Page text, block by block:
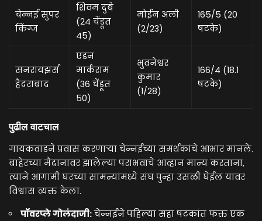
चेन्नई सुपर
किंग्ज
शिवम दुबे
(24 चेंडूत
45)
मोईन अली
(2/23)
165/5 (20
षटके)
सनरायझर्स
हैदराबाद
एडन
मार्कराम
(36 चेंडूत
50)
भुवनेश्वर
कुमार
(1/28)
166/4 (18.1
षटके)
पुढील वाटचाल
गायकवाडने प्रवास करणाऱ्या चेन्नईच्या समर्थकांचे आभार मानले.
बाहेरच्या मैदानावर झालेल्या पराभवाचे आव्हान मान्य करताना,
त्याने आगामी घरच्या सामन्यांमध्ये संघ पुन्हा उसळी घेईल यावर
विश्वास व्यक्त केला.
पॉवरप्ले गोलंदाजी: चेन्नईने पहिल्या सहा षटकांत फक्त एक